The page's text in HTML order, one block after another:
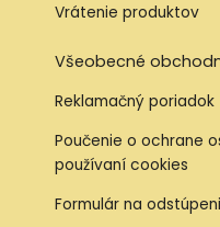
Vrátenie produktov
Všeobecné
Reklamačný poriadok
Poučenie o ochrane
používaní cookies
Formulár na